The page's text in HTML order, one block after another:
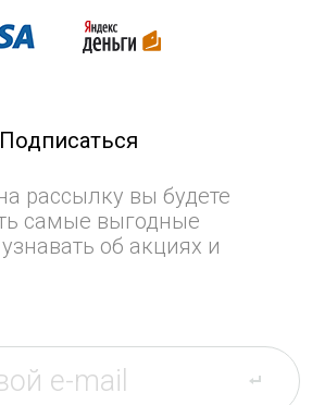
Подписаться
рассылку вы будете
самые выгодные
об акциях и